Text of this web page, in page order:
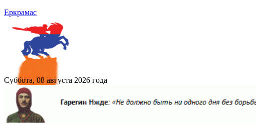
Еркрамас
Суббота, 08 августа 2026 года